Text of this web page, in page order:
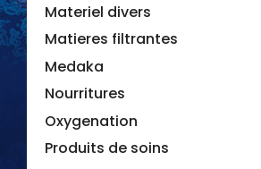
Materiel divers
Matieres filtrantes
Medaka
Nourritures
Oxygenation
Produits de soins